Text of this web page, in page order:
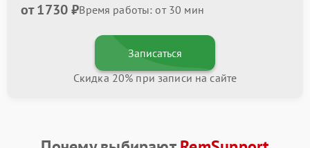
от 1730 ₽Время работы: от 30 мин
Записаться
Скидка 20% при записи на сайте